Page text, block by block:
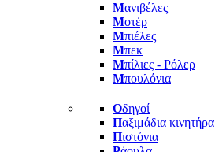
Μανιβέλες
Μοτέρ
Μπιέλες
Μπεκ
Μπίλιες - Ρόλερ
Μπουλόνια
Οδηγοί
Παξιμάδια κινητήρα
Πιστόνια